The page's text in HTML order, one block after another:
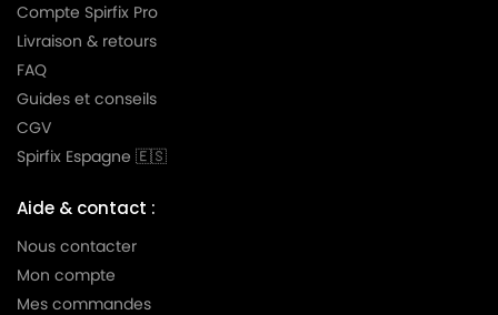
Compte Spirfix Pro
Livraison & retours
FAQ
Guides et conseils
CGV
Spirfix Espagne 🇪🇸
Aide & contact :
Nous contacter
Mon compte
Mes commandes